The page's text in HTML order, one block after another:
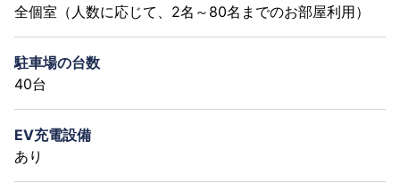
全個室（人数に応じて、2名～80名までのお部屋利用）
駐車場の台数
40台
EV充電設備
あり